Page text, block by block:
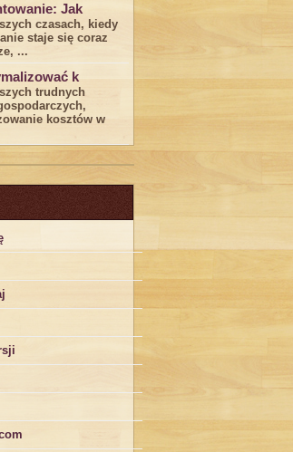
Jak
czasach, kiedy
staje się coraz
...
k
trudnych⁤
‌kosztów w